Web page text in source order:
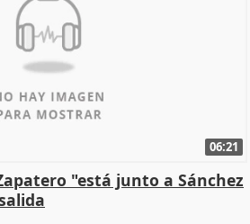
06:21
"está junto a Sánchez